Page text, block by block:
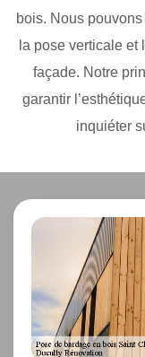
bois. Nous
la pose verticale
façade. Notre
garantir
inquiéter